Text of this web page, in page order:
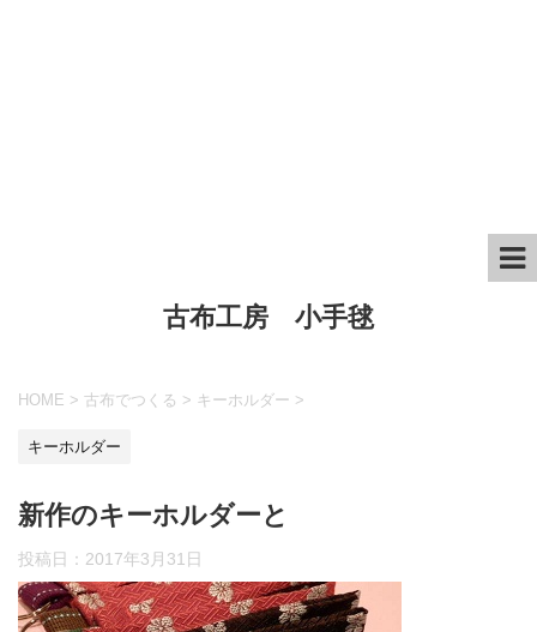
古布工房 小手毬
HOME > 古布でつくる > キーホルダー >
キーホルダー
新作のキーホルダーと
投稿日： 2017年3月31日